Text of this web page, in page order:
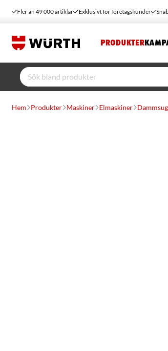
Fler än 49 000 artiklar Exklusivt för företagskunder
PRODUKTER
Hem Produkter Maskiner Elmaskiner